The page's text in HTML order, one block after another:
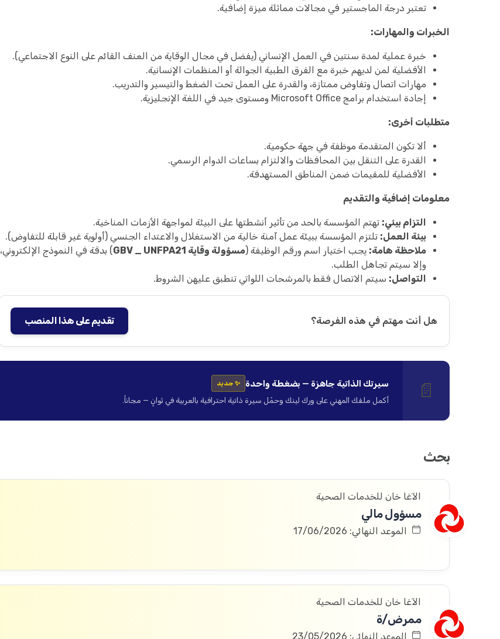
تعتبر درجة الماجستير في مجالات مماثلة ميزة إضافية.
الخبرات والمهارات:
خبرة عملية لمدة سنتين في العمل الإنساني (يفضل في مجال الوقاية من العنف القائم على النوع الاجتماعي).
الأفضلية لمن لديهم خبرة مع الفرق الطبية الجوالة أو المنظمات الإنسانية.
مهارات اتصال وتفاوض ممتازة، والقدرة على العمل تحت الضغط والتيسير والتدريب.
إجادة استخدام برامج Microsoft Office ومستوى جيد في اللغة الإنجليزية.
متطلبات أخرى:
ألا تكون المتقدمة موظفة في جهة حكومية.
القدرة على التنقل بين المحافظات والالتزام بساعات الدوام الرسمي.
الأفضلية للمقيمات ضمن المناطق المستهدفة.
معلومات إضافية والتقديم
التزام بيئي: تهتم المؤسسة بالحد من تأثير أنشطتها على البيئة لمواجهة الأزمات المناخية.
بيئة العمل: تلتزم المؤسسة ببيئة عمل آمنة خالية من الاستغلال والاعتداء الجنسي (أولوية غير قابلة للتفاوض).
ملاحظة هامة: يجب اختيار اسم ورقم الوظيفة (مسؤولة وقاية GBV _ UNFPA21
) بدقة في النموذج الإلكتروني،
وإلا سيتم تجاهل الطلب.
التواصل: سيتم الاتصال فقط بالمرشحات اللواتي تنطبق عليهن الشروط.
هل أنت مهتم في هذه الفرصة؟ تقديم على هذا المنصب
📄 سيرتك الذاتية جاهزة — بضغطة واحدة ✨ جديد
أكمل ملفك المهني على ورك لينك وحمّل سيرة ذاتية احترافية بالعربية في ثوانٍ — مجاناً.
بحث
الآغا خان للخدمات الصحية
مسؤول مالي
الموعد النهائي: 17/06/2026
الآغا خان للخدمات الصحية
ممرض/ة
الموعد النهائي: 23/05/2026